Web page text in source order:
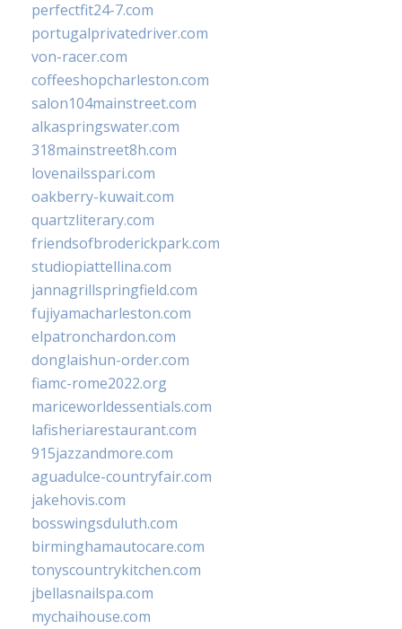
perfectfit24-7.com
portugalprivatedriver.com
von-racer.com
coffeeshopcharleston.com
salon104mainstreet.com
alkaspringswater.com
318mainstreet8h.com
lovenailsspari.com
oakberry-kuwait.com
quartzliterary.com
friendsofbroderickpark.com
studiopiattellina.com
jannagrillspringfield.com
fujiyamacharleston.com
elpatronchardon.com
donglaishun-order.com
fiamc-rome2022.org
mariceworldessentials.com
lafisheriarestaurant.com
915jazzandmore.com
aguadulce-countryfair.com
jakehovis.com
bosswingsduluth.com
birminghamautocare.com
tonyscountrykitchen.com
jbellasnailspa.com
mychaihouse.com